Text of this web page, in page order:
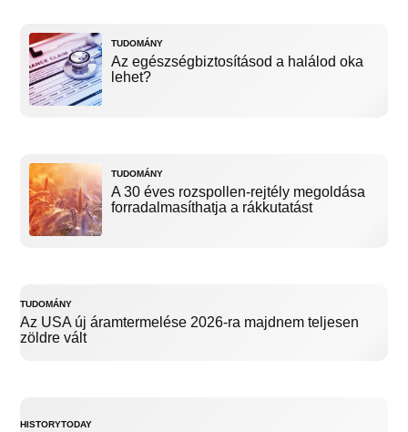
TUDOMÁNY
Az egészségbiztosításod a halálod oka
lehet?
TUDOMÁNY
A 30 éves rozspollen-rejtély megoldása
forradalmasíthatja a rákkutatást
TUDOMÁNY
Az USA új áramtermelése 2026-ra majdnem teljesen
zöldre vált
HISTORYTODAY